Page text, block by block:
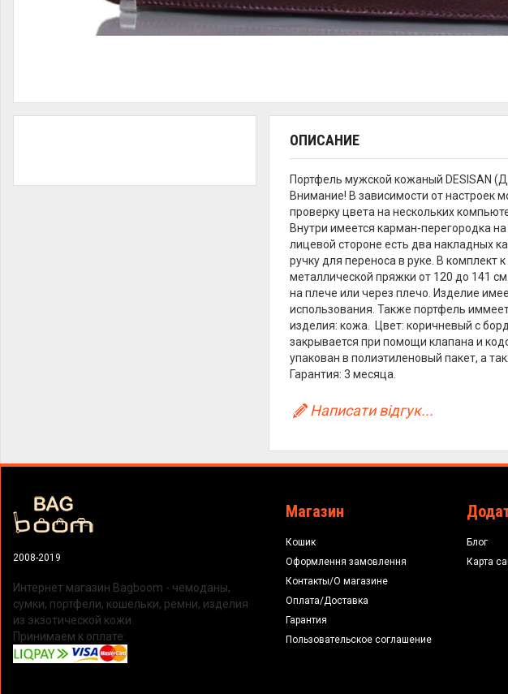
ОПИСАНИЕ
Портфель мужской кожаный DESISAN
Внимание! В зависимости от настроек
проверку цвета на нескольких
Внутри имеется карман-перегородка
лицевой стороне есть два накладных
ручку для переноса в руке. В
металлической пряжки от 120 до 141
на плече или через плечо. Изделие
использования. Также портфель
изделия: кожа. Цвет: коричневый с
закрывается при помощи клапана и
упакован в полиэтиленовый пакет, а
Гарантия: 3 месяца.
Написати відгук...
2008-2019
Интернет магазин Bagboom - чемоданы,
сумки, портфели, кошельки, ремни, изделия
из экзотической кожи.
Принимаем к оплате:
Магазин
Кошик
Оформлення замовлення
Контакты/О магазине
Оплата/Доставка
Гарантия
Пользовательское соглашение
Блог
Карта